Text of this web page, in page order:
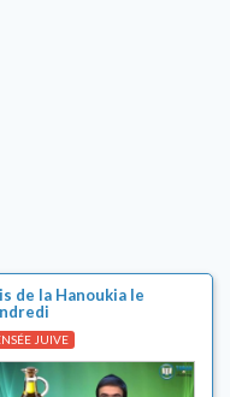
deuil)
de la Hanoukia le
JUIVE